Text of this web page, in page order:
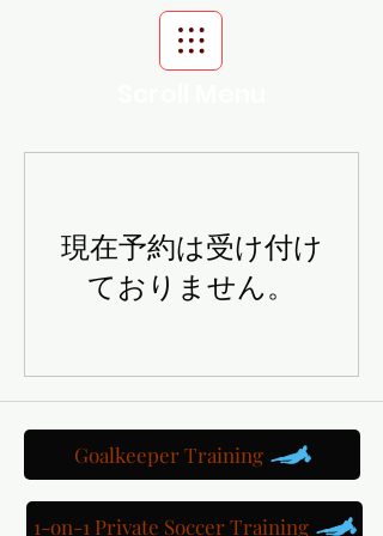
現在予約は受け付け
ておりません。
Goalkeeper Training
1-on-1 Private Soccer Training